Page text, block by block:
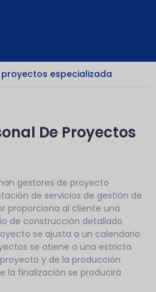
especializada
De Proyectos
gestores de proyecto
de servicios de gestión de
proporciona al cliente una
de construcción detallado
se ajusta a un calendario
se atiene a una estricta
y de la producción
la finalización se producirá